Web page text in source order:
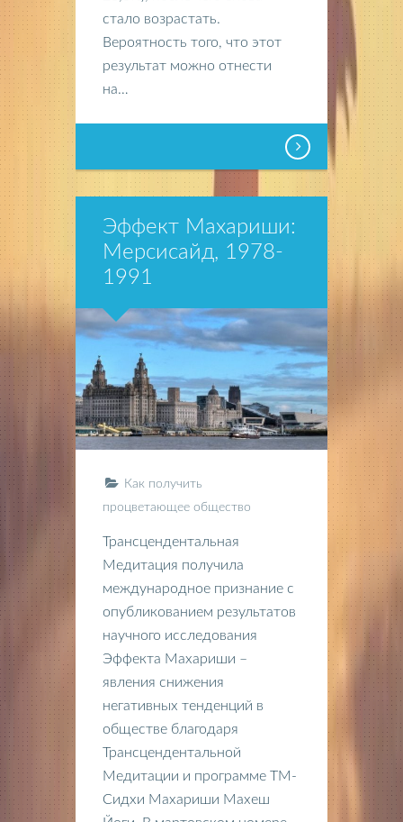
стало возрастать.
Вероятность того, что этот
результат можно отнести
на…
Эффект Махариши:
Мерсисайд, 1978-
1991
Как получить
процветающее общество
Трансцендентальная
Медитация получила
международное признание с
опубликованием результатов
научного исследования
Эффекта Махариши –
явления снижения
негативных тенденций в
обществе благодаря
Трансцендентальной
Медитации и программе ТМ-
Сидхи Махариши Махеш